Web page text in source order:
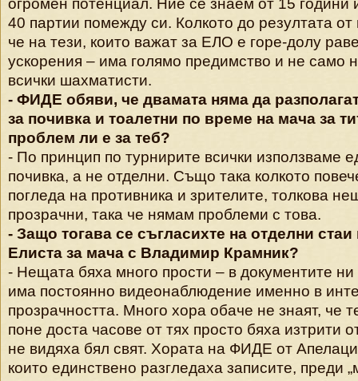
огромен потенциал. Ние се знаем от 15 години
40 партии помежду си. Колкото до резултата
че на тези, които важат за ЕЛО е горе-долу
ускорения – има голямо предимство и не само
всички шахматисти.
- ФИДЕ обяви, че двамата няма да
за почивка и тоалетни по време на мача за
проблем ли е за теб?
- По принцип по турнирите всички използваме
почивка, а не отделни. Също така колкото
погледа на противника и зрителите, толкова
прозрачни, така че нямам проблеми с това.
- Защо тогава се съгласихте на отделни стаи
Елиста за мача с Владимир Крамник?
- Нещата бяха много прости – в документите
има постоянно видеонаблюдение именно в
прозрачността. Много хора обаче не знаят, че
поне доста часове от тях просто бяха изтрити
не видяха бял свят. Хората на ФИДЕ от
които единствено разгледаха записите, преди